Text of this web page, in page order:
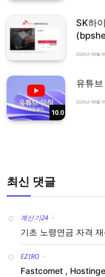
SK하
2026년 08월
10.0
유튜
2026년 08월
최신 댓글
계산기24 -
기초 노령연금 자격
EZIRO -
Fastcomet ,